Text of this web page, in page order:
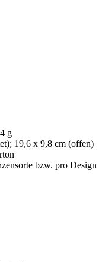
g
19,6 x 9,8 cm (offen)
bzw. pro Design